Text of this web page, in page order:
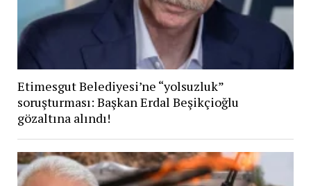
Etimesgut Belediyesi’ne “yolsuzluk”
soruşturması: Başkan Erdal Beşikçioğlu
gözaltına alındı!